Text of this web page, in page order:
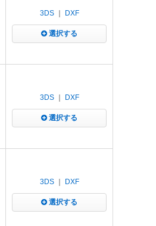
3DS｜ DXF
選択する
3DS｜ DXF
選択する
3DS｜ DXF
選択する